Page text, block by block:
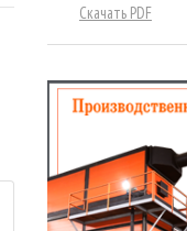
Скачать PDF